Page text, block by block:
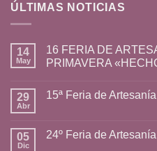
ÚLTIMAS NOTICIAS
14
May
16 FERIA DE
PRIMAVERA
29
Abr
15ª Feria de
05
Dic
24º Feria de